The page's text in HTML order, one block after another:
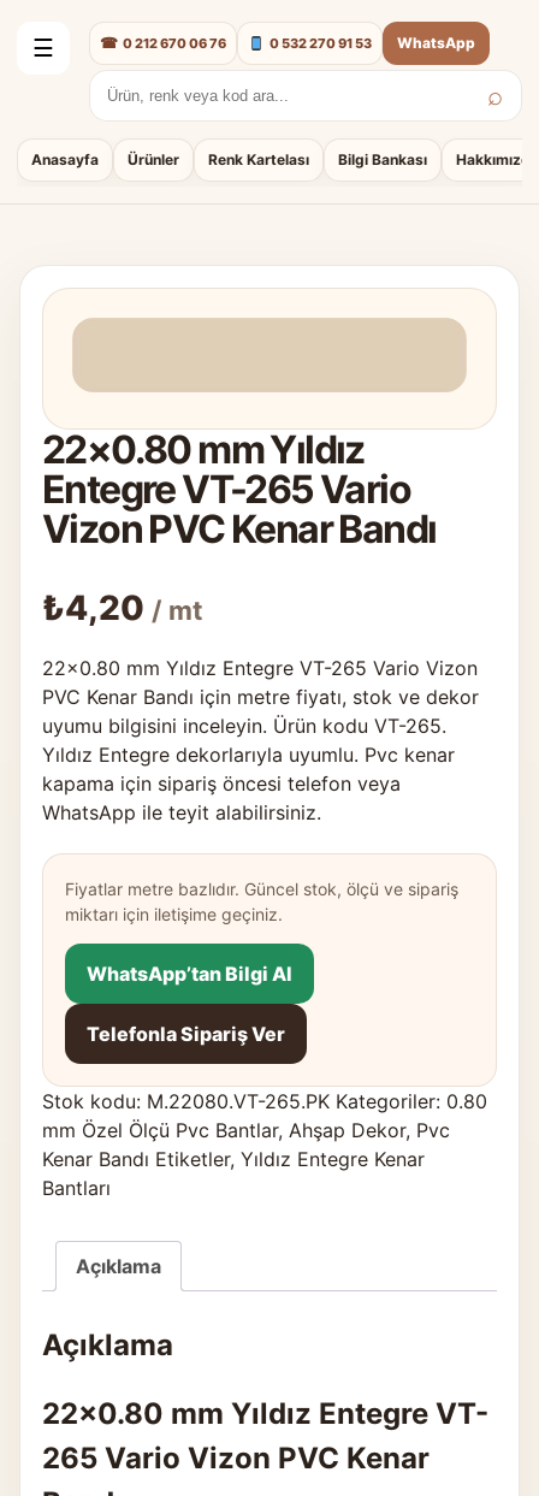
☰
Anasayfa Ürünler Renk Kartelası Bilgi Bankası Hakkımızda
Arama: ⌕
☎ 0 212 670 06 76 0 532 270 91 53 WhatsApp
22×0.80 mm Yıldız
Entegre VT-265 Vario
Vizon PVC Kenar Bandı
₺4,20 / mt
22×0.80 mm Yıldız Entegre VT-265 Vario Vizon
PVC Kenar Bandı için metre fiyatı, stok ve dekor
uyumu bilgisini inceleyin. Ürün kodu VT-265.
Yıldız Entegre dekorlarıyla uyumlu. Pvc kenar
kapama için sipariş öncesi telefon veya
WhatsApp ile teyit alabilirsiniz.
Fiyatlar metre bazlıdır. Güncel stok, ölçü ve sipariş
miktarı için iletişime geçiniz.
WhatsApp’tan Bilgi Al
Telefonla Sipariş Ver
Stok kodu: M.22080.VT-265.PK Kategoriler: 0.80
mm Özel Ölçü Pvc Bantlar, Ahşap Dekor, Pvc
Kenar Bandı Etiketler, Yıldız Entegre Kenar
Bantları
Açıklama
Açıklama
22×0.80 mm Yıldız Entegre VT-
265 Vario Vizon PVC Kenar